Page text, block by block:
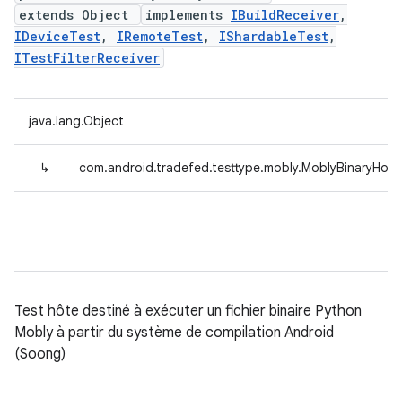
extends Object
implements IBuildReceiver,
IDeviceTest, IRemoteTest, IShardableTest,
ITestFilterReceiver
java.lang.Object
↳
Test hôte destiné à exécuter un fichier binaire Python
Mobly à partir du système de compilation Android
(Soong)